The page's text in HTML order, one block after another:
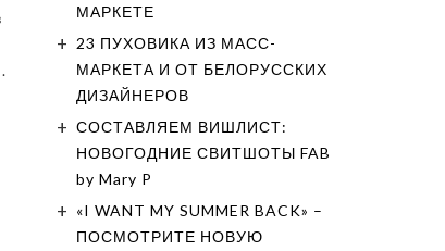
МАРКЕТЕ
23 ПУХОВИКА ИЗ МАСС-
МАРКЕТА И ОТ БЕЛОРУССКИХ
ДИЗАЙНЕРОВ
СОСТАВЛЯЕМ ВИШЛИСТ:
НОВОГОДНИЕ СВИТШОТЫ FAB
by Mary P
«I WANT MY SUMMER BACK» –
ПОСМОТРИТЕ НОВУЮ